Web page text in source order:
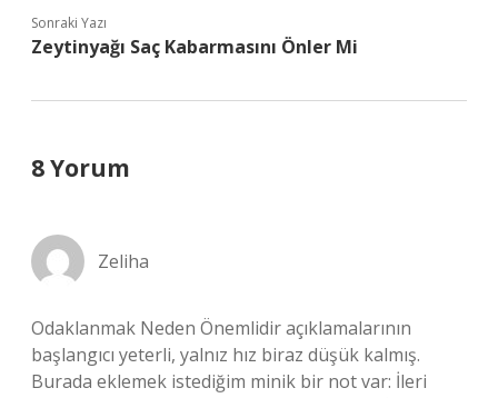
Sonraki Yazı
Zeytinyağı Saç Kabarmasını Önler Mi
8 Yorum
Zeliha
Odaklanmak Neden Önemlidir açıklamalarının
başlangıcı yeterli, yalnız hız biraz düşük kalmış.
Burada eklemek istediğim minik bir not var: İleri